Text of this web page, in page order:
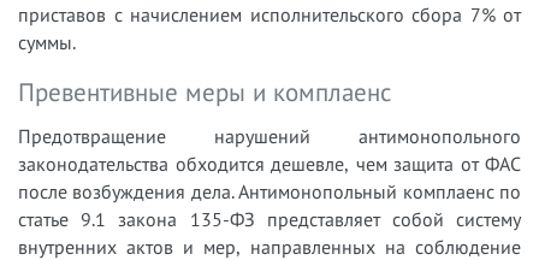
приставов с начислением исполнительского сбора 7% от
суммы.
Превентивные меры и комплаенс
Предотвращение нарушений антимонопольного
законодательства обходится дешевле, чем защита от ФАС
после возбуждения дела. Антимонопольный комплаенс по
статье 9.1 закона 135-ФЗ представляет собой систему
внутренних актов и мер, направленных на соблюдение